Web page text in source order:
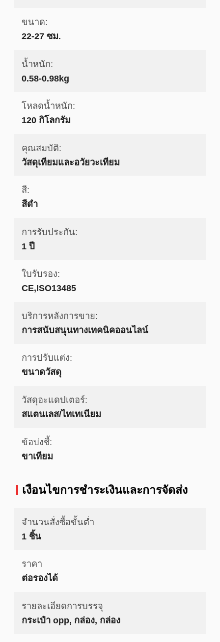
ขนาด:
22-27 ซม.
น้ำหนัก:
0.58-0.98kg
โหลดน้ำหนัก:
120 กิโลกรัม
คุณสมบัติ:
วัสดุเทียมและอวัยวะเทียม
สี:
สีดำ
การรับประกัน:
1 ปี
ใบรับรอง:
CE,ISO13485
บริการหลังการขาย:
การสนับสนุนทางเทคนิคออนไลน์
การปรับแต่ง:
ขนาดวัสดุ
วัสดุอะแดปเตอร์:
สแตนเลส/ไทเทเนียม
ข้อบ่งชี้:
ขาเทียม
เงื่อนไขการชำระเงินและการจัดส่ง
จำนวนสั่งซื้อขั้นต่ำ
1 ชิ้น
ราคา
ต่อรองได้
รายละเอียดการบรรจุ
กระเป๋า opp, กล่อง, กล่อง